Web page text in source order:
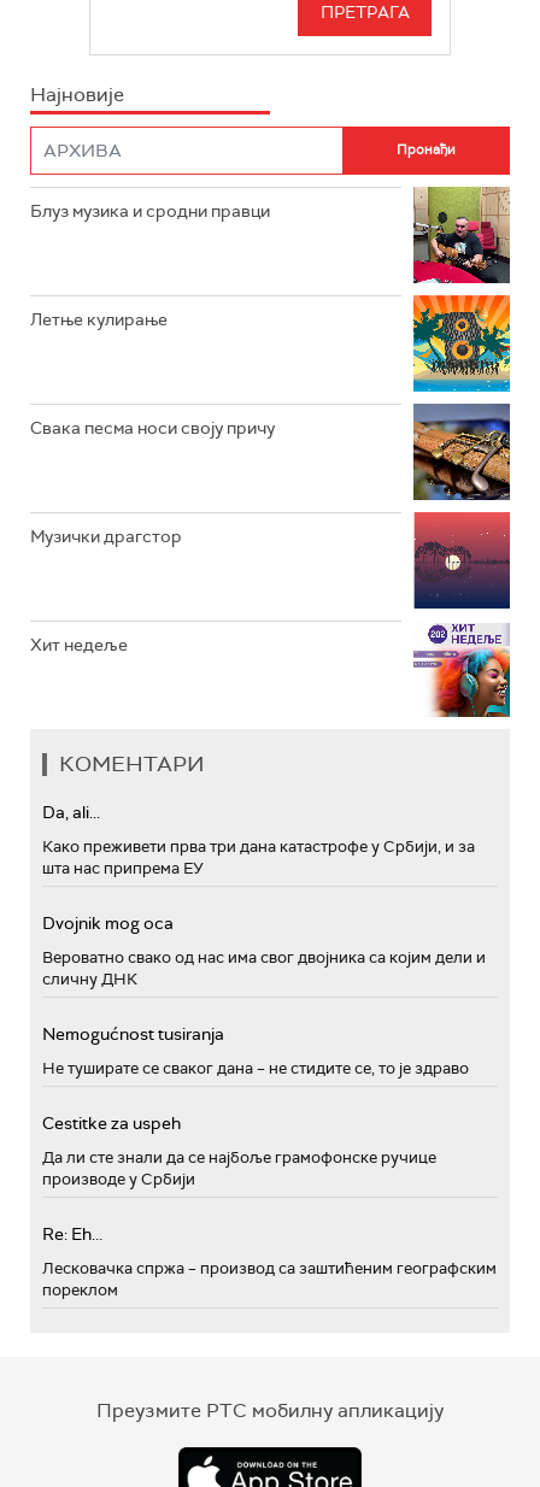
РАДИО РОКЕНРОЛЕР
РАДИО ЏЕЗЕР
ИНФО
Најновије
Блуз музика и сродни правци
Летње кулирање
Свака песма носи своју причу
Музички драгстор
Хит недеље
КОМЕНТАРИ
Da, ali...
Како преживети прва три дана катастрофе у Србији, и за
шта нас припрема ЕУ
Dvojnik mog oca
Вероватно свако од нас има свог двојника са којим дели и
сличну ДНК
Nemogućnost tusiranja
Не туширате се сваког дана – не стидите се, то је здраво
Cestitke za uspeh
Да ли сте знали да се најбоље грамофонске ручице
производе у Србији
Re: Eh...
Лесковачка спржа – производ са заштићеним географским
пореклом
Преузмите РТС мобилну апликацију